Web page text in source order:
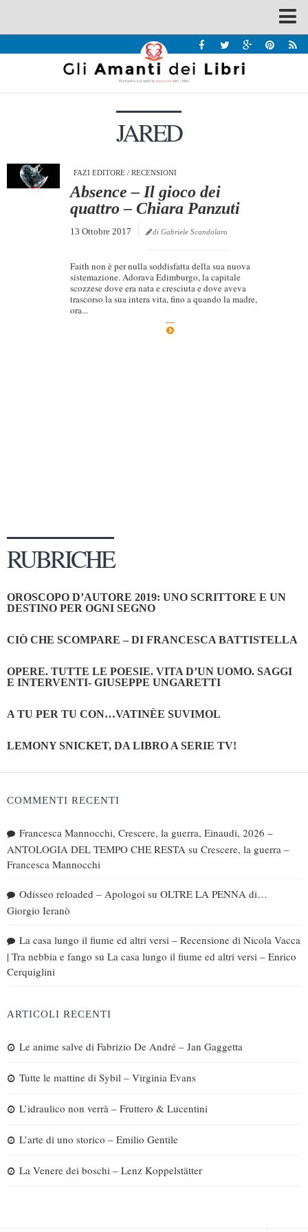
Recensioni
Interviste & Incontri
Chi siamo
Tabù Festival 2014
A Tutto Volume
Marketing
JARED
FAZI EDITORE/ RECENSIONI
Absence – Il gioco dei
quattro – Chiara Panzuti
13 Ottobre 2017 di Gabriele Scandolaro
Faith non è per nulla soddisfatta della sua nuova
sistemazione. Adorava Edimburgo, la capitale
scozzese dove era nata e cresciuta e dove aveva
trascorso la sua intera vita, fino a quando la madre,
ora...
RUBRICHE
OROSCOPO D’AUTORE 2019: UNO SCRITTORE E UN
DESTINO PER OGNI SEGNO
CIÒ CHE SCOMPARE – DI FRANCESCA BATTISTELLA
OPERE. TUTTE LE POESIE. VITA D’UN UOMO. SAGGI
E INTERVENTI- GIUSEPPE UNGARETTI
A TU PER TU CON…VATINÈE SUVIMOL
LEMONY SNICKET, DA LIBRO A SERIE TV!
COMMENTI RECENTI
Francesca Mannocchi, Crescere, la guerra, Einaudi, 2026 –
ANTOLOGIA DEL TEMPO CHE RESTA su Crescere, la guerra –
Francesca Mannocchi
Odisseo reloaded – Apologoi su OLTRE LA PENNA di…
Giorgio Ieranò
La casa lungo il fiume ed altri versi – Recensione di Nicola Vacca
| Tra nebbia e fango su La casa lungo il fiume ed altri versi – Enrico
Cerquiglini
ARTICOLI RECENTI
Le anime salve di Fabrizio De André – Jan Gaggetta
Tutte le mattine di Sybil – Virginia Evans
L’idraulico non verrà – Fruttero & Lucentini
L’arte di uno storico – Emilio Gentile
La Venere dei boschi – Lenz Koppelstätter